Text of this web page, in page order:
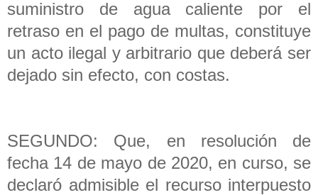
suministro de agua caliente por el
retraso en el pago de multas, constituye
un acto ilegal y arbitrario que deberá ser
dejado sin efecto, con costas.
SEGUNDO: Que, en resolución de
fecha 14 de mayo de 2020, en curso, se
declaró admisible el recurso interpuesto